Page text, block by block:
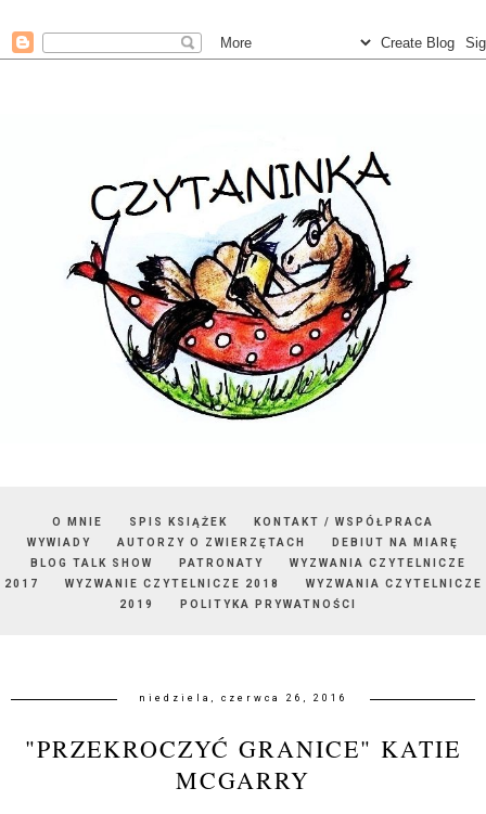
O MNIE SPIS KSIĄŻEK
KONTAKT / WSPÓŁPRACA
WYWIADY
AUTORZY O ZWIERZĘTACH
DEBIUT NA MIARĘ
BLOG TALK SHOW
PATRONATY
WYZWANIA CZYTELNICZE
2017
WYZWANIE CZYTELNICZE 2018
WYZWANIA CZYTELNICZE
2019
POLITYKA PRYWATNOŚCI
niedziela, czerwca 26, 2016
"PRZEKROCZYĆ GRANICE" KATIE
MCGARRY